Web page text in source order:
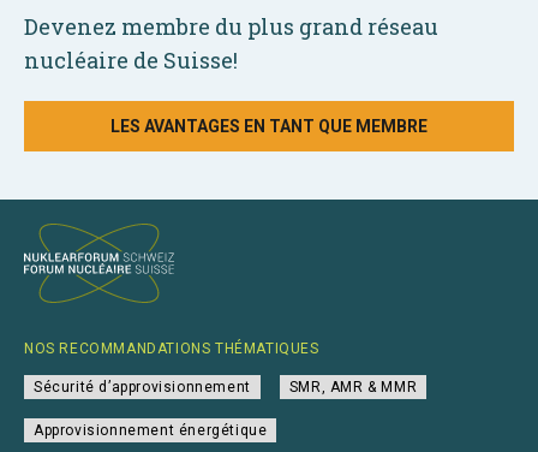
Devenez membre du plus grand réseau
nucléaire de Suisse!
LES AVANTAGES EN TANT QUE MEMBRE
NOS RECOMMANDATIONS THÉMATIQUES
Sécurité d’approvisionnement SMR, AMR & MMR
Approvisionnement énergétique